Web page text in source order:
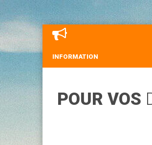
INFORMATION
POUR VOS